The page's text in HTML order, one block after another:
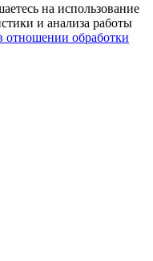
на использование
и анализа работы
отношении обработки